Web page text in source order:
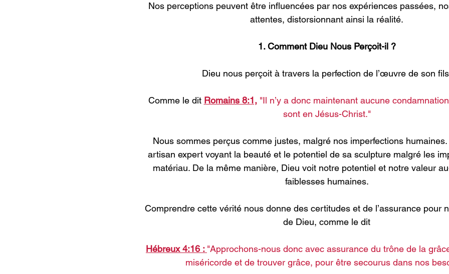
Nos perceptions peuvent être influencées par nos expériences passées,
attentes, distorsionnant ainsi la réalité.
1. Comment Dieu Nous Perçoit-il ?
Dieu nous perçoit à travers la perfection de l’œuvre de son
Comme le dit Romains 8:1, "Il n’y a donc maintenant aucune
sont en Jésus-Christ."
Nous sommes perçus comme justes, malgré nos imperfections
artisan expert voyant la beauté et le potentiel de sa sculpture malgré les
matériau. De la même manière, Dieu voit notre potentiel et notre valeur
faiblesses humaines.
Comprendre cette vérité nous donne des certitudes et de l’assurance pour
de Dieu, comme le dit
Hébreux 4:16 : "Approchons-nous donc avec assurance du trône de la
miséricorde et de trouver grâce, pour être secourus dans nos